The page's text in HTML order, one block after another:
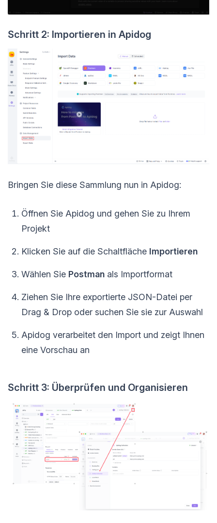
Schritt 2: Importieren in Apidog
Bringen Sie diese Sammlung nun in Apidog:
Öffnen Sie Apidog und gehen Sie zu Ihrem
Projekt
Klicken Sie auf die Schaltfläche Importieren
Wählen Sie Postman als Importformat
Ziehen Sie Ihre exportierte JSON-Datei per
Drag & Drop oder suchen Sie sie zur Auswahl
Apidog verarbeitet den Import und zeigt Ihnen
eine Vorschau an
Schritt 3: Überprüfen und Organisieren